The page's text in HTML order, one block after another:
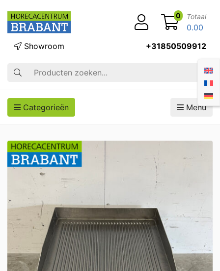
Zoek op
Showroom +31850509912
0 Totaal
0.00
Categorieën Menu